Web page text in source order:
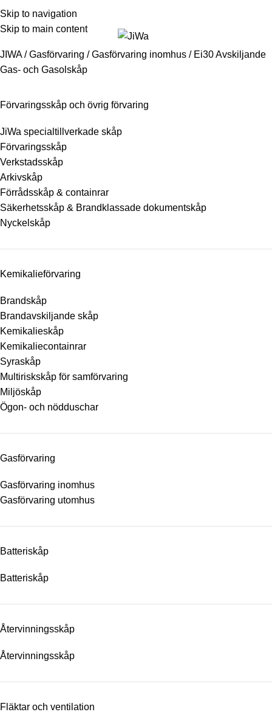
Skip to navigation
Skip to main content
Youtube
Facebook
031-335 90 80info@jiwa.se
JIWA/Gasförvaring /Gasförvaring inomhus / Ei30 Avskiljande
Gas- och Gasolskåp
Förvaringsskåp och övrig förvaring
JiWa specialtillverkade skåp
Förvaringsskåp
Verkstadsskåp
Arkivskåp
Förrådsskåp & containrar
Säkerhetsskåp & Brandklassade dokumentskåp
Nyckelskåp
Kemikalieförvaring
Brandskåp
Brandavskiljande skåp
Kemikalieskåp
Kemikaliecontainrar
Syraskåp
Multiriskskåp för samförvaring
Miljöskåp
Ögon- och nödduschar
Gasförvaring
Gasförvaring inomhus
Gasförvaring utomhus
Batteriskåp
Batteriskåp
Återvinningsskåp
Återvinningsskåp
Fläktar och ventilation